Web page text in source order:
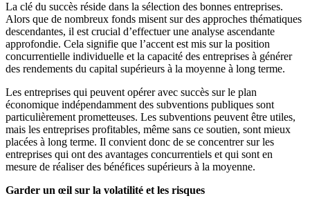
La clé du succès réside dans la sélection des bonnes entreprises.
Alors que de nombreux fonds misent sur des approches thématiques
descendantes, il est crucial d’effectuer une analyse ascendante
approfondie. Cela signifie que l’accent est mis sur la position
concurrentielle individuelle et la capacité des entreprises à générer
des rendements du capital supérieurs à la moyenne à long terme.
Les entreprises qui peuvent opérer avec succès sur le plan
économique indépendamment des subventions publiques sont
particulièrement prometteuses. Les subventions peuvent être utiles,
mais les entreprises profitables, même sans ce soutien, sont mieux
placées à long terme. Il convient donc de se concentrer sur les
entreprises qui ont des avantages concurrentiels et qui sont en
mesure de réaliser des bénéfices supérieurs à la moyenne.
Garder un œil sur la volatilité et les risques